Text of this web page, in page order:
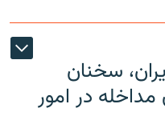
سخنان
در امور